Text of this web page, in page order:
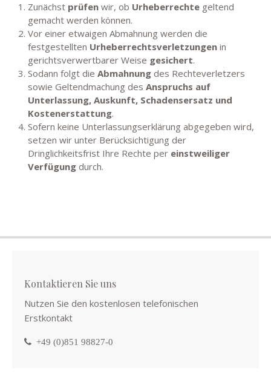
Zunächst prüfen wir, ob Urheberrechte geltend
gemacht werden können.
Vor einer etwaigen Abmahnung werden die
festgestellten Urheberrechtsverletzungen in
gerichtsverwertbarer Weise gesichert.
Sodann folgt die Abmahnung des Rechteverletzers
sowie Geltendmachung des Anspruchs auf
Unterlassung, Auskunft, Schadensersatz und
Kostenerstattung.
Sofern keine Unterlassungserklärung abgegeben wird,
setzen wir unter Berücksichtigung der
Dringlichkeitsfrist Ihre Rechte per einstweiliger
Verfügung durch.
Kontaktieren Sie uns
Nutzen Sie den kostenlosen telefonischen
Erstkontakt
+49 (0)851 98827-0